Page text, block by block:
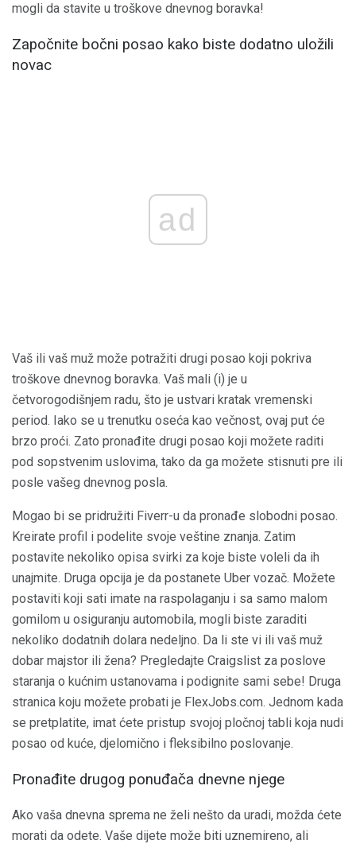
mogli da stavite u troškove dnevnog boravka!
Započnite bočni posao kako biste dodatno uložili
novac
ad
Vaš ili vaš muž može potražiti drugi posao koji pokriva
troškove dnevnog boravka. Vaš mali (i) je u
četvorogodišnjem radu, što je ustvari kratak vremenski
period. Iako se u trenutku oseća kao večnost, ovaj put će
brzo proći. Zato pronađite drugi posao koji možete raditi
pod sopstvenim uslovima, tako da ga možete stisnuti pre ili
posle vašeg dnevnog posla.
Mogao bi se pridružiti Fiverr-u da pronađe slobodni posao.
Kreirate profil i podelite svoje veštine znanja. Zatim
postavite nekoliko opisa svirki za koje biste voleli da ih
unajmite. Druga opcija je da postanete Uber vozač. Možete
postaviti koji sati imate na raspolaganju i sa samo malom
gomilom u osiguranju automobila, mogli biste zaraditi
nekoliko dodatnih dolara nedeljno. Da li ste vi ili vaš muž
dobar majstor ili žena? Pregledajte Craigslist za poslove
staranja o kućnim ustanovama i podignite sami sebe! Druga
stranica koju možete probati je FlexJobs.com. Jednom kada
se pretplatite, imat ćete pristup svojoj pločnoj tabli koja nudi
posao od kuće, djelomično i fleksibilno poslovanje.
Pronađite drugog ponuđača dnevne njege
Ako vaša dnevna sprema ne želi nešto da uradi, možda ćete
morati da odete. Vaše dijete može biti uznemireno, ali